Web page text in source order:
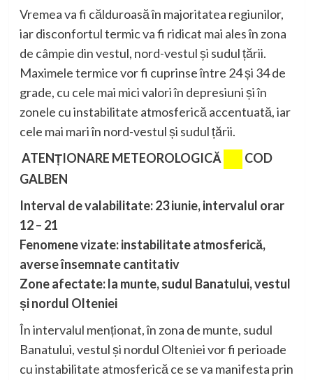
Vremea va fi călduroasă în majoritatea regiunilor,
iar disconfortul termic va fi ridicat mai ales în zona
de câmpie din vestul, nord-vestul și sudul țării.
Maximele termice vor fi cuprinse între 24 și 34 de
grade, cu cele mai mici valori în depresiuni și în
zonele cu instabilitate atmosferică accentuată, iar
cele mai mari în nord-vestul și sudul țării.
ATENȚIONARE METEOROLOGICĂ
COD
GALBEN
Interval de valabilitate: 23 iunie, intervalul orar
12 – 21
Fenomene vizate: instabilitate atmosferică,
averse însemnate cantitativ
Zone afectate: la munte, sudul Banatului, vestul
și nordul Olteniei
În intervalul menționat, în zona de munte, sudul
Banatului, vestul și nordul Olteniei vor fi perioade
cu instabilitate atmosferică ce se va manifesta prin